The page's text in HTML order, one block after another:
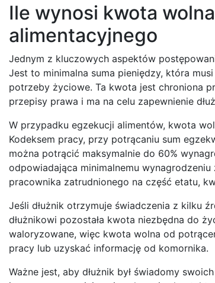
Ile wynosi kwota
alimentacyjnego
Jednym z kluczowych aspektów
Jest to minimalna suma pieniędzy, która
potrzeby życiowe. Ta kwota jest chroniona
przepisy prawa i ma na celu zapewnienie
W przypadku egzekucji alimentów, kwota
Kodeksem pracy, przy potrącaniu sum
można potrącić maksymalnie do 60%
odpowiadająca minimalnemu
pracownika zatrudnionego na część etatu,
Jeśli dłużnik otrzymuje świadczenia z kilku
dłużnikowi pozostała kwota niezbędna do
waloryzowane, więc kwota wolna od
pracy lub uzyskać informację od komornika.
Ważne jest, aby dłużnik był świadomy